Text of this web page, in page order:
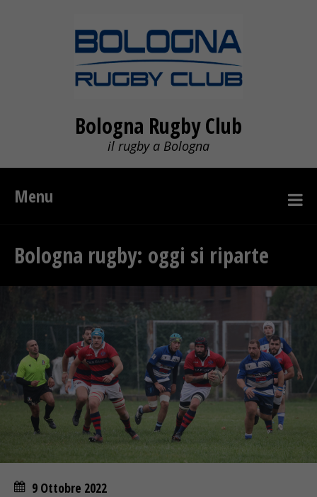
Bologna Rugby Club
il rugby a Bologna
Menu
Bologna rugby: oggi si riparte
9 Ottobre 2022